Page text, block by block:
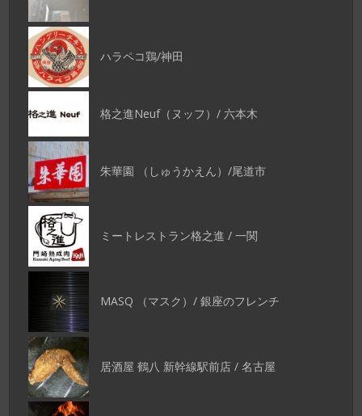
ハラペコ鶏/神田
格之進Neuf（ヌッフ）/ 六本木
朱華園 （しゅうかえん）/尾道市
ミートレストラン格之進 / 一関
MASQ （マスク）/ 銀座のフレンチ
居酒屋 鶴八 新幹線駅前店 / 名古屋